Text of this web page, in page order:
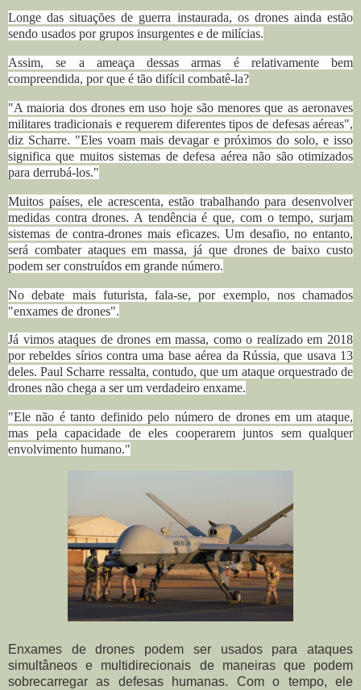
Longe das situações de guerra instaurada, os drones ainda estão
sendo usados ​​por grupos insurgentes e de milícias.
Assim, se a ameaça dessas armas é relativamente bem
compreendida, por que é tão difícil combatê-la?
"A maioria dos drones em uso hoje são menores que as aeronaves
militares tradicionais e requerem diferentes tipos de defesas aéreas",
diz Scharre. "Eles voam mais devagar e próximos do solo, e isso
significa que muitos sistemas de defesa aérea não são otimizados
para derrubá-los."
Muitos países, ele acrescenta, estão trabalhando para desenvolver
medidas contra drones. A tendência é que, com o tempo, surjam
sistemas de contra-drones mais eficazes. Um desafio, no entanto,
será combater ataques em massa, já que drones de baixo custo
podem ser construídos em grande número.
No debate mais futurista, fala-se, por exemplo, nos chamados
"enxames de drones".
Já vimos ataques de drones em massa, como o realizado em 2018
por rebeldes sírios contra uma base aérea da Rússia, que usava 13
deles. Paul Scharre ressalta, contudo, que um ataque orquestrado de
drones não chega a ser um verdadeiro enxame.
"Ele não é tanto definido pelo número de drones em um ataque,
mas pela capacidade de eles cooperarem juntos sem qualquer
envolvimento humano."
Enxames de drones podem ser usados ​​para ataques
simultâneos e multidirecionais de maneiras que podem
sobrecarregar as defesas humanas. Com o tempo, ele